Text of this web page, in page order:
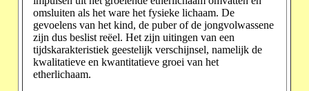
omsluiten als het ware het fysieke lichaam. De
gevoelens van het kind, de puber of de jongvolwassene
zijn dus beslist reëel. Het zijn uitingen van een
tijdskarakteristiek geestelijk verschijnsel, namelijk de
kwalitatieve en kwantitatieve groei van het
etherlichaam.